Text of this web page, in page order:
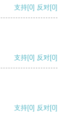
支持[0] 反对[0]
支持[0] 反对[0]
支持[0] 反对[0]